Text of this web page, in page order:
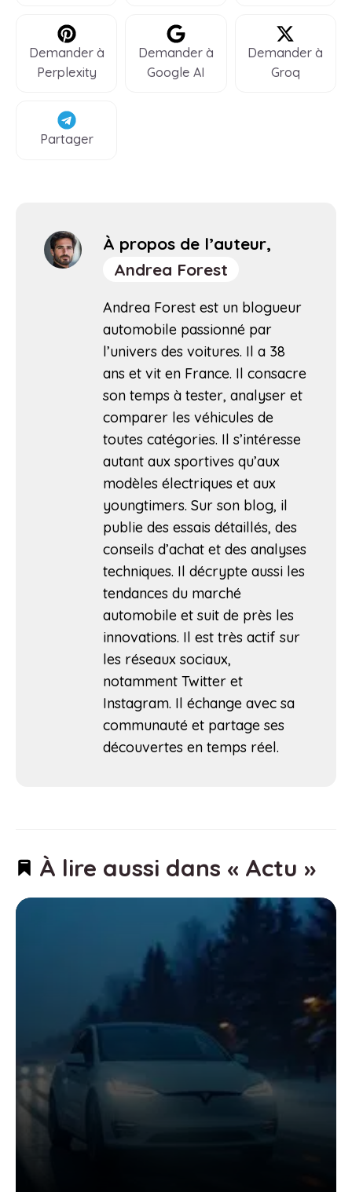
Demander à
Perplexity
Demander à
Google AI
Demander à
Groq
Partager
À propos de l’auteur,
Andrea Forest
Andrea Forest est un blogueur
automobile passionné par
l’univers des voitures. Il a 38
ans et vit en France. Il consacre
son temps à tester, analyser et
comparer les véhicules de
toutes catégories. Il s’intéresse
autant aux sportives qu’aux
modèles électriques et aux
youngtimers. Sur son blog, il
publie des essais détaillés, des
conseils d’achat et des analyses
techniques. Il décrypte aussi les
tendances du marché
automobile et suit de près les
innovations. Il est très actif sur
les réseaux sociaux,
notamment Twitter et
Instagram. Il échange avec sa
communauté et partage ses
découvertes en temps réel.
À lire aussi dans « Actu »